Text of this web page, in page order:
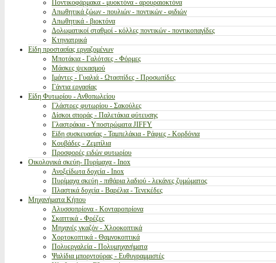
Ποντικοφάρμακα - μυοκτόνα - αρουραιοκτόνα
Απωθητικά ζώων - πουλιών - ποντικών - φιδιών
Απωθητικά - βιοκτόνα
Δολωματικοί σταθμοί - κόλλες ποντικών - ποντικοπαγίδες
Κτηνιατρικά
Είδη προστασίας εργαζομένων
Μποτάκια - Γαλότσες - Φόρμες
Μάσκες ψεκασμού
Ιμάντες - Γυαλιά - Ωτασπίδες - Προσωπίδες
Γάντια εργασίας
Είδη Φυτωρίου - Ανθοπωλείου
Γλάστρες φυτωρίου - Σακούλες
Δίσκοι σποράς - Παλετάκια φύτευσης
Γλαστράκια - Υποστρώματα JIFFY
Είδη συσκευασίας - Ταμπελάκια - Ράφιες - Κορδόνια
Κουβάδες - Ζεμπίλια
Προσφορές ειδών φυτωρίου
Οικολογικά σκεύη- Πυρίμαχα - Inox
Ανοξείδωτα δοχεία - Inox
Πυρίμαχα σκεύη - πιθάρια λαδιού - λεκάνες ζυμώματος
Πλαστικά δοχεία - Βαρέλια - Τενεκέδες
Μηχανήματα Κήπου
Αλυσσοπρίονα - Κονταροπρίονα
Σκαπτικά - Φρέζες
Μηχανές γκαζόν - Χλοοκοπτικά
Χορτοκοπτικά - Θαμνοκοπτικά
Πολυεργαλεία - Πολυμηχανήματα
Ψαλίδια μπορντούρας - Ευθυγραμμιστές